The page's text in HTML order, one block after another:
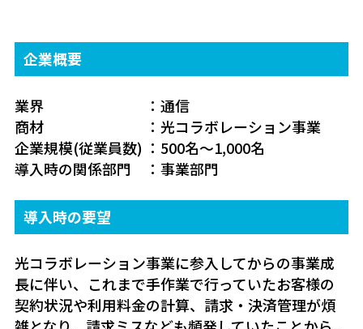
企業概要
業界 ：通信
商材 ：光コラボレーション事業
企業規模(従業員数) ：500名～1,000名
導入時の関係部門 ：事業部門
導入時の要望
光コラボレーション事業に参入してからの事業成
長に伴い、これまで手作業で行っていたお客様の
契約状況や利用料金の計算、請求・決済管理が煩